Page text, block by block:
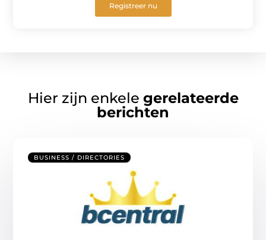
Registreer nu
Hier zijn enkele gerelateerde
berichten
BUSINESS / DIRECTORIES